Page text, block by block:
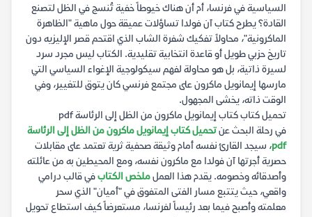
السياسية في فرنسا، أم أن هناك خيوطاً خفية تُنسج في الظل لتصنع
القادة؟ يطرح كتاب آن فولدا تساؤلات عميقة حول ماهية "الظاهرة
الماكرونية"، محاولاً تفكيك شفرة الشاب الذي اقتحم قصر الإليزيه دون
تاريخ حزبي طويل أو قاعدة انتخابية تقليدية. الكتاب ليس مجرد سرد
لسيرة ذاتية، بل هو محاولة لفهم سيكولوجية الإغواء السياسي التي
مارسها إيمانويل ماكرون على مجتمع فرنسي كان يتوق للتغيير، وفي
الوقت ذاته، يخشى المجهول.
تحميل كتاب كتاب إيمانويل ماكرون من الظل إلى الرئاسة pdf
في رحلة البحث عنتحميل كتاب إيمانويل ماكرون من الظل إلى الرئاسة
pdf، سيجد القارئ نفسه أمام وثيقة صحفية ثرية تعتمد على مقابلات
حصرية أجرتها آن فولدا مع ماكرون نفسه، ومع المحيطين به من عائلته
وأصدقائه وخصومه. يقدم هذا العململخص الكتابفي قالب درامي
واقعي، حيث يتتبع مسار الفتى المتفوق في "أميان" الذي سحر
معلمته وأصبح فيما بعد رئيساً لفرنسا، مستعرضاً كيف استطاع تحويل